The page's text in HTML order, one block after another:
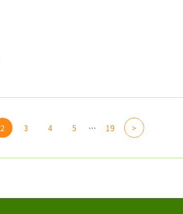
2 3 4 5 >
… 19